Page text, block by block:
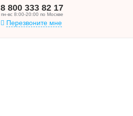
8 800 333 82 17
пн-вс 8:00-20:00 по Москве
Перезвоните мне